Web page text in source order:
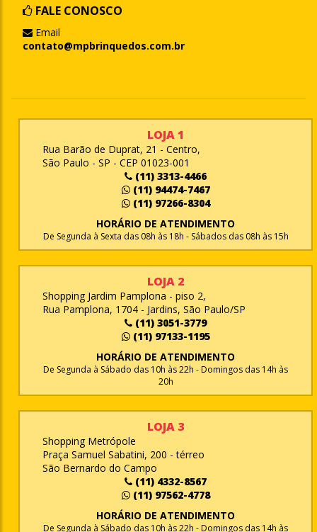
FALE CONOSCO
Email
contato@mpbrinquedos.com.br
LOJA 1
Rua Barão de Duprat, 21 - Centro,
São Paulo - SP - CEP 01023-001
(11) 3313-4466
(11) 94474-7467
(11) 97266-8304
HORÁRIO DE ATENDIMENTO
De Segunda à Sexta das 08h às 18h - Sábados das 08h às 15h
LOJA 2
Shopping Jardim Pamplona - piso 2,
Rua Pamplona, 1704 - Jardins, São Paulo/SP
(11) 3051-3779
(11) 97133-1195
HORÁRIO DE ATENDIMENTO
De Segunda à Sábado das 10h às 22h - Domingos das 14h às
20h
LOJA 3
Shopping Metrópole
Praça Samuel Sabatini, 200 - térreo
São Bernardo do Campo
(11) 4332-8567
(11) 97562-4778
HORÁRIO DE ATENDIMENTO
De Segunda à Sábado das 10h às 22h - Domingos das 14h às